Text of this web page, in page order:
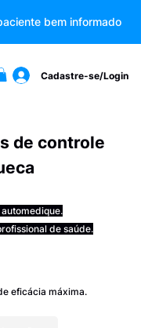
bem informado
Cadastre-se/Login
de controle
automedique.
de saúde.
eficácia máxima.